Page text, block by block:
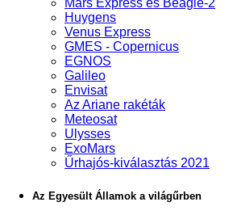
Huygens
Venus Express
GMES - Copernicus
EGNOS
Galileo
Envisat
Az Ariane rakéták
Meteosat
Ulysses
ExoMars
Űrhajós-kiválasztás 2021
Az Egyesült Államok a világűrben